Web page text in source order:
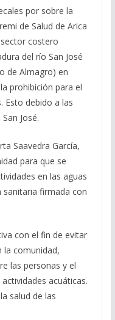
por sobre la
de Salud de Arica
costero
del río San José
de Almagro) en
prohibición para el
Esto debido a las
José.
Saavedra García,
para que se
en las aguas
sanitaria firmada con
con el fin de evitar
la comunidad,
las personas y el
acuáticas.
salud de las